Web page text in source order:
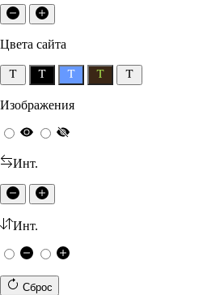
Цвета сайта
Изображения
Инт.
Инт.
Сброс